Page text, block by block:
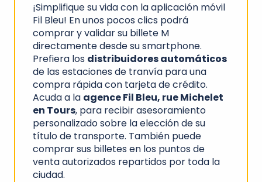
¡Simplifique su vida con la aplicación móvil
Fil Bleu! En unos pocos clics podrá
comprar y validar su billete M
directamente desde su smartphone.
Prefiera los distribuidores automáticos
de las estaciones de tranvía para una
compra rápida con tarjeta de crédito.
Acuda a la agence Fil Bleu, rue Michelet
en Tours, para recibir asesoramiento
personalizado sobre la elección de su
título de transporte. También puede
comprar sus billetes en los puntos de
venta autorizados repartidos por toda la
ciudad.